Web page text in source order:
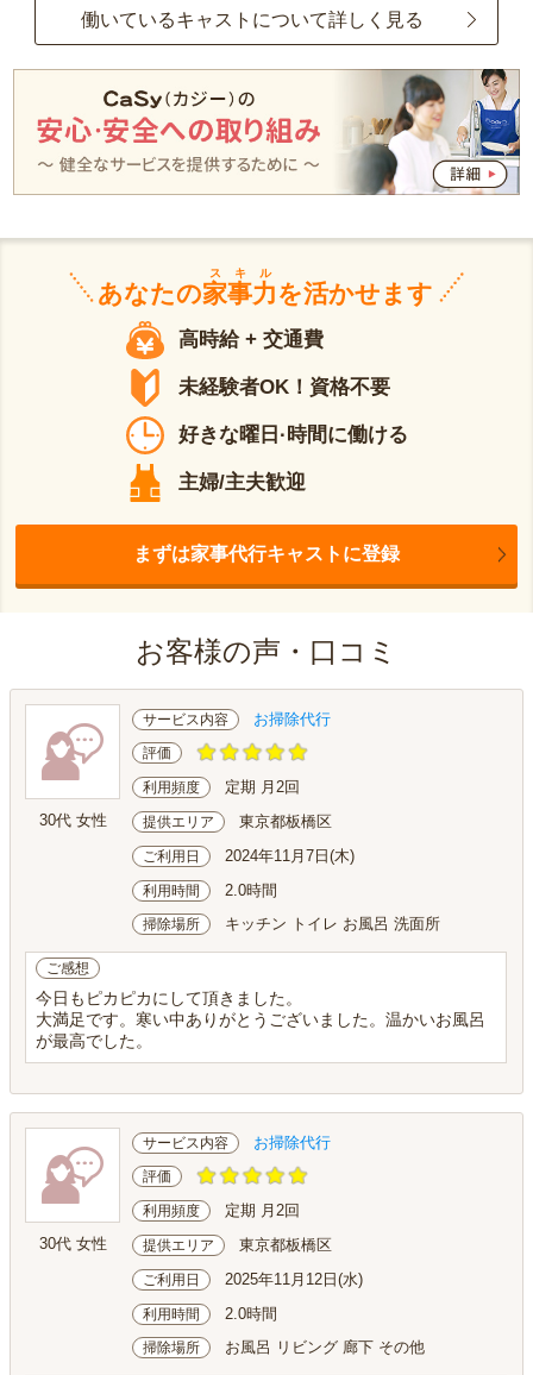
働いているキャストについて詳しく見る
あなたの家事力
スキル
を活かせます
高時給 + 交通費
未経験者OK！資格不要
好きな曜日·時間に働ける
主婦/主夫歓迎
まずは家事代行キャストに登録
お客様の声・口コミ
30代 女性
サービス内容 お掃除代行
評価
利用頻度 定期 月2回
提供エリア 東京都板橋区
ご利用日 2024年11月7日(木)
利用時間 2.0時間
掃除場所 キッチン トイレ お風呂 洗面所
ご感想
今日もピカピカにして頂きました。
大満足です。寒い中ありがとうございました。温かいお風呂
が最高でした。
30代 女性
サービス内容 お掃除代行
評価
利用頻度 定期 月2回
提供エリア 東京都板橋区
ご利用日 2025年11月12日(水)
利用時間 2.0時間
掃除場所 お風呂 リビング 廊下 その他